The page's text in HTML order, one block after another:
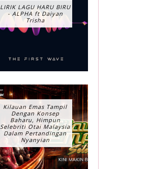
LIRIK LAGU HARU BIRU
- ALPHA ft Daiyan
Trisha
Kilauan Emas Tampil
Dengan Konsep
Baharu, Himpun
Selebriti Otai Malaysia
Dalam Pertandingan
Nyanyian